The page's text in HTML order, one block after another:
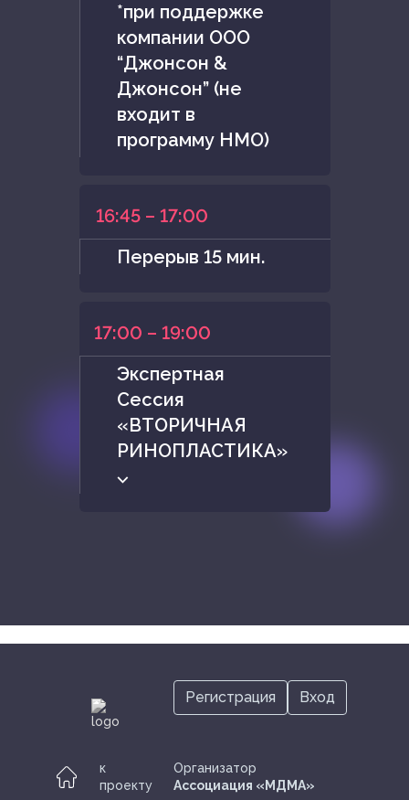
*при поддержке
компании ООО
“Джонсон &
Джонсон” (не
входит в
программу НМО)
16:45 – 17:00
Перерыв 15 мин.
17:00 – 19:00
Экспертная
Сессия
«ВТОРИЧНАЯ
РИНОПЛАСТИКА»
⌵
к
проекту
Организатор
Ассоциация «МДМА»
Регистрация Вход